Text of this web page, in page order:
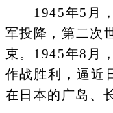
1945年5月，
军投降，第二次
束。1945年8月
作战胜利，逼近
在日本的广岛、